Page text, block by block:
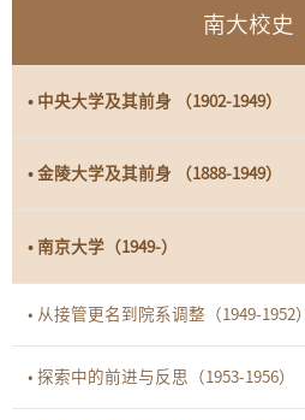
南大校史
• 中央大学及其前身 （1902-1949）
• 金陵大学及其前身 （1888-1949）
• 南京大学（1949-）
• 从接管更名到院系调整（1949-1952）
• 探索中的前进与反思（1953-1956）